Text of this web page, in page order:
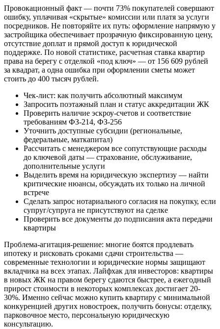
Провокационный факт — почти 73% покупателей совершают
ошибку, уплачивая «скрытые» комиссии или платя за услуги
посредников. Не повторяйте их путь: оформление напрямую у
застройщика обеспечивает прозрачную фиксированную цену,
отсутствие доплат и прямой доступ к юридической
поддержке. По новой статистике, расчетная ставка квартир
права на берегу с отделкой «под ключ» — от 156 609 рублей
за квадрат, а одна ошибка при оформлении сметы может
стоить до 400 тысяч рублей.
Чек-лист: как получить абсолютный максимум
Запросить поэтажный план и статус аккредитации ЖК
Проверить наличие эскроу-счетов и соответствие
требованиям ФЗ-214, ФЗ-256
Уточнить доступные субсидии (региональные,
федеральные, маткапитал)
Рассчитать с менеджером все сопутствующие расходы
до ключевой даты — страхование, обслуживание,
дополнительные услуги
Выделить время на юридическую экспертизу — найти
критические нюансы, обсуждать их только на личной
встрече
Сделать запрос нотариального согласия на покупку, если
супруг/супруга не присутствуют на сделке
Проверить все документы до подписания акта передачи
квартиры
Проблема-агитация-решение: многие боятся продлевать
ипотеку и рисковать сроками сдачи строительства —
современные технологии и юридические нормы защищают
вкладчика на всех этапах. Лайфхак для инвесторов: квартиры
в новых ЖК на правом берегу сдаются быстрее, а ежегодный
прирост стоимости в некоторых комплексах достигает 20-
30%. Именно сейчас можно купить квартиру с минимальной
конкуренцией других новостроек, получить бонусы: отделку,
парковочное место, персональную юридическую
консультацию.